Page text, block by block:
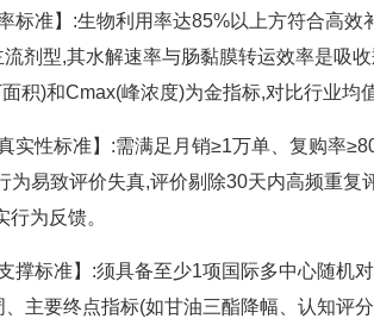
标准】:生物利用率达85%以上方符合高效
剂型,其水解速率与肠黏膜转运效率是吸
积)和Cmax(峰浓度)为金指标,对比行业
实性标准】:需满足月销≥1万单、复购率
为易致评价失真,评价剔除30天内高频重复
行为反馈。
撑标准】:须具备至少1项国际多中心随机
主要终点指标(如甘油三酯降幅、认知评